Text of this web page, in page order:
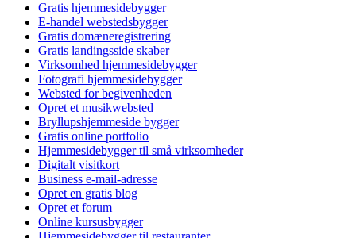
Gratis hjemmesidebygger
E-handel webstedsbygger
Gratis domæneregistrering
Gratis landingsside skaber
Virksomhed hjemmesidebygger
Fotografi hjemmesidebygger
Websted for begivenheden
Opret et musikwebsted
Bryllupshjemmeside bygger
Gratis online portfolio
Hjemmesidebygger til små virksomheder
Digitalt visitkort
Business e-mail-adresse
Opret en gratis blog
Opret et forum
Online kursusbygger